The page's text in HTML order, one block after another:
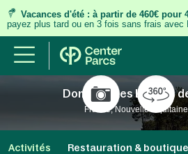
Vacances d'été : à partir de 460€ pour
payez plus tard ou en 3 fois sans frais avec
Domaine Les Landes
France, Nouvelle-
Activités Restauration &